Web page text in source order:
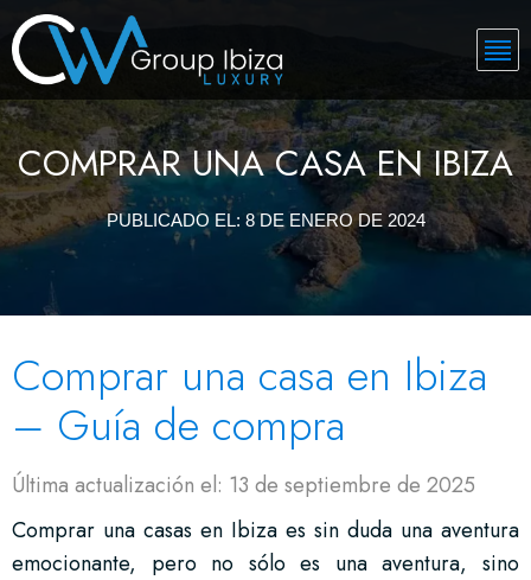
COMPRAR UNA CASA EN IBIZA
PUBLICADO EL: 8 DE ENERO DE 2024
Comprar una casa en Ibiza
– Guía de compra
Última actualización el: 13 de septiembre de 2025
Comprar una casas en Ibiza es sin duda una aventura
emocionante, pero no sólo es una aventura, sino